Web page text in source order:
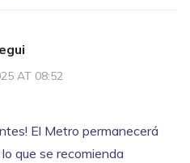
AT 08:52
El Metro permanecerá
que se recomienda